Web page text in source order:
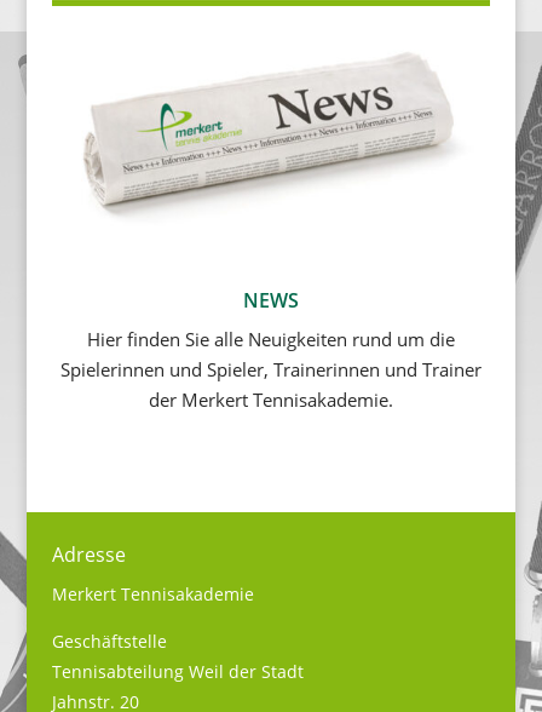
NEWS
Hier finden Sie alle Neuigkeiten rund um die
Spielerinnen und Spieler, Trainerinnen und Trainer
der Merkert Tennisakademie.
Adresse
Merkert Tennisakademie
Geschäftstelle
Tennisabteilung Weil der Stadt
Jahnstr. 20